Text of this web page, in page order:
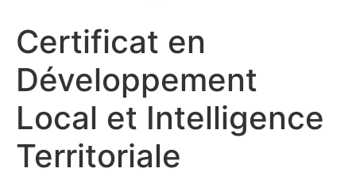
Certificat en
Développement
Local et Intelligence
Territoriale